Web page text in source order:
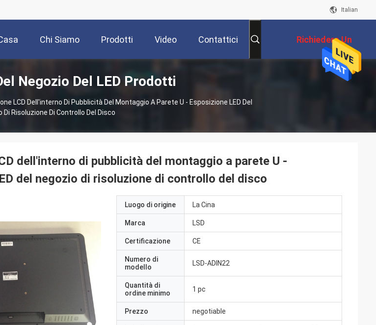
Italian
Chi Siamo Prodotti Video Contattici Richiedere Un
Preventivo
Negozio Del LED Prodotti
LCD Dell'interno Di Pubblicità Del Montaggio A Parete U - Esposizione LED Del
Di Risoluzione Di Controllo Del Disco
dell'interno di pubblicità del montaggio a parete U -
del negozio di risoluzione di controllo del disco
Luogo di origine La Cina
Marca LSD
Certificazione CE
Numero di
modello
LSD-ADIN22
Quantità di
ordine minimo
1 pc
Prezzo negotiable